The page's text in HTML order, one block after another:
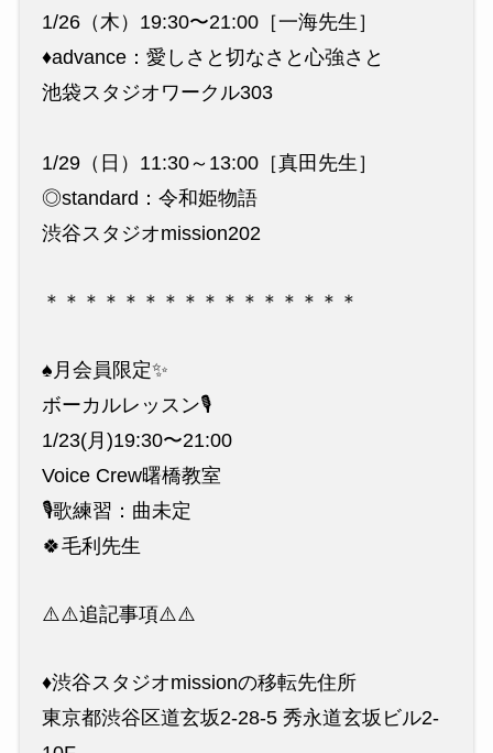
1/26（木）19:30〜21:00［一海先生］
♦︎advance：愛しさと切なさと心強さと
池袋スタジオワークル303
1/29（日）11:30～13:00［真田先生］
◎standard：令和姫物語
渋谷スタジオmission202
＊＊＊＊＊＊＊＊＊＊＊＊＊＊＊＊
♠️月会員限定✨
ボーカルレッスン🎙
1/23(月)19:30〜21:00
Voice Crew曙橋教室
🎙歌練習：曲未定
🍀毛利先生
⚠️⚠️追記事項⚠️⚠️
♦︎渋谷スタジオmissionの移転先住所
東京都渋谷区道玄坂2-28-5 秀永道玄坂ビル2-